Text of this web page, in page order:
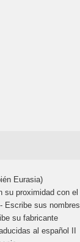
Eurasia)
su proximidad con el
Escribe sus nombres
su fabricante
al español II